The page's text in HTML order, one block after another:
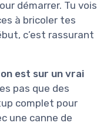
démarrer. Tu vois
à bricoler tes
c’est rassurant
on est sur un vrai
pas que des
complet pour
une canne de